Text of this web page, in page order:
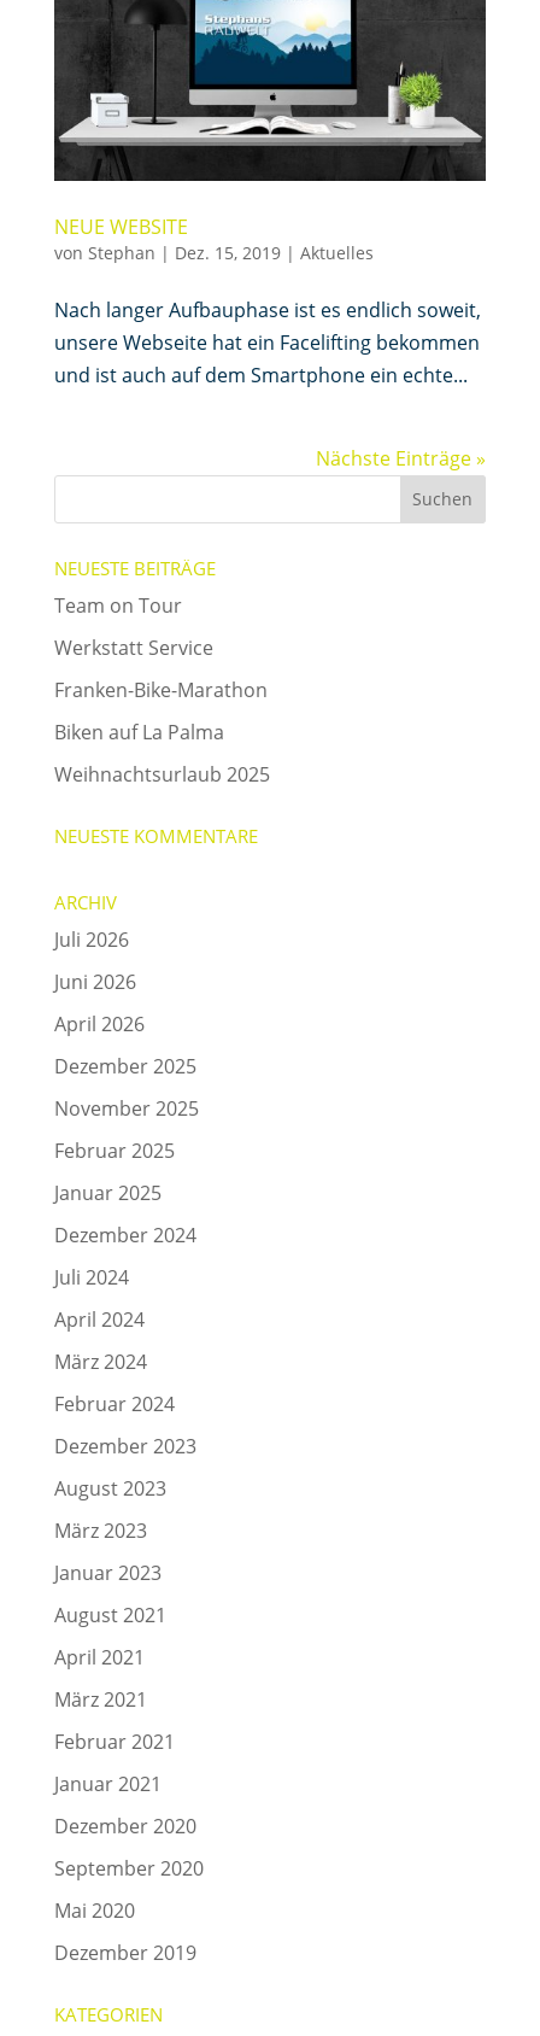
NEUE WEBSITE
von Stephan | Dez. 15, 2019| Aktuelles
Nach langer Aufbauphase ist es endlich soweit,
unsere Webseite hat ein Facelifting bekommen
und ist auch auf dem Smartphone ein echte...
Nächste Einträge »
NEUESTE BEITRÄGE
Team on Tour
Werkstatt Service
Franken-Bike-Marathon
Biken auf La Palma
Weihnachtsurlaub 2025
NEUESTE KOMMENTARE
ARCHIV
Juli 2026
Juni 2026
April 2026
Dezember 2025
November 2025
Februar 2025
Januar 2025
Dezember 2024
Juli 2024
April 2024
März 2024
Februar 2024
Dezember 2023
August 2023
März 2023
Januar 2023
August 2021
April 2021
März 2021
Februar 2021
Januar 2021
Dezember 2020
September 2020
Mai 2020
Dezember 2019
KATEGORIEN